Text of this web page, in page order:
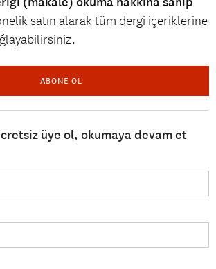
satın alarak tüm dergi içeriklerine
ABONE OL
üye ol, okumaya devam et